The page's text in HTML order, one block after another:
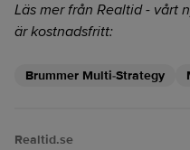
Läs mer från Realtid - vårt
är kostnadsfritt:
Brummer Multi-Strategy
Realtid.se